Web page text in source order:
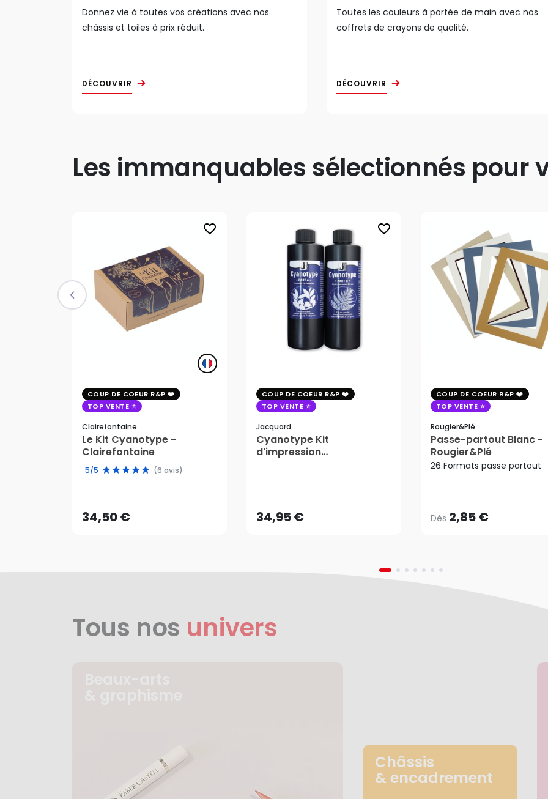
Donnez vie à toutes vos créations avec nos
châssis et toiles à prix réduit.
DÉCOUVRIR
Toutes les couleurs à portée de main avec nos
coffrets de crayons de qualité.
DÉCOUVRIR
Les immanquables sélectionnés pour
favorite_border
COUP DE COEUR R&P
TOP VENTE
Clairefontaine
Le Kit Cyanotype -
Clairefontaine
5/5 (6 avis)
34,50 €AJOUTER AU PANIER
favorite_border
COUP DE COEUR R&P
TOP VENTE
Jacquard
Cyanotype Kit
d'impression
34,95 €AJOUTER AU PANIER
COUP DE COEUR R&P
TOP VENTE
Rougier&plé
Passe-partout Blanc -
Rougier&Plé
26 Formats passe partout
Dès 2,85 €
2,85 €
Tous nos univers
Châssis
& encadrement